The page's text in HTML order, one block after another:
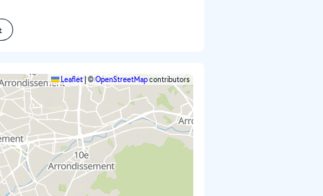
Leaflet|©OpenStreetMapcontributors